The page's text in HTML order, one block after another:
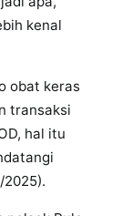
kenal
obat keras
transaksi
hal itu